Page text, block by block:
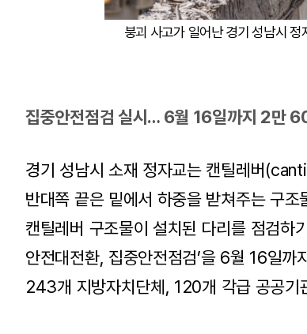
붕괴 사고가 일어난 경기 성남시
집중안전점검 실시… 6월 16일까지 2만
경기 성남시 소재 정자교는 캔틸레버
반대쪽 끝은 밑에서 하중을 받쳐주는 구
캔틸레버 구조물이 설치된 다리를 점검하
안전대전환, 집중안전점검’을 6월 16일
243개 지방자치단체, 120개 각급 공공기